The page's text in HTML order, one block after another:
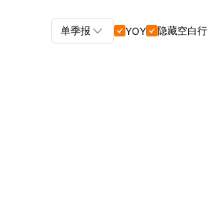
单季报  YOY 隐藏空白行